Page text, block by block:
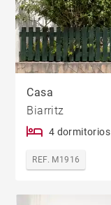
Casa
Biarritz
4 dormitorios
REF. M1916